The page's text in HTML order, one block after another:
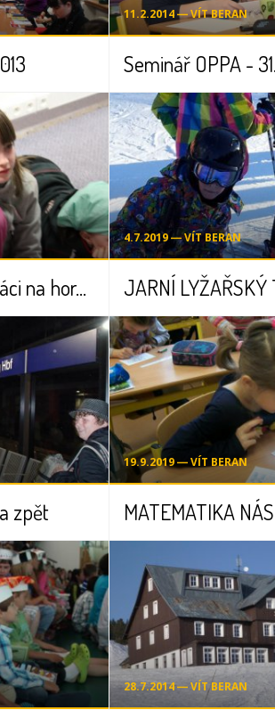
11.2.2014 ― VÍT BERAN
Seminář OPPA -
Prvňáci, druháci a třeťáci na horách
4.7.2019 ― VÍT BERAN
JARNÍ LYŽAŘSKÝ
zpět
19.9.2019 ― VÍT BERAN
MATEMATIKA
28.7.2014 ― VÍT BERAN